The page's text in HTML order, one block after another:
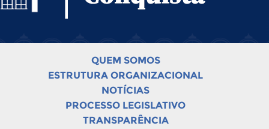
QUEM SOMOS
ESTRUTURA ORGANIZACIONAL
NOTÍCIAS
PROCESSO LEGISLATIVO
TRANSPARÊNCIA